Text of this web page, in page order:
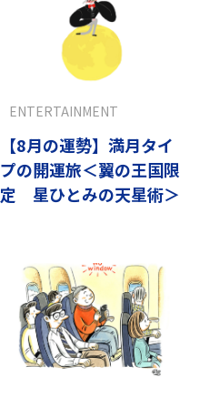
【8月の運勢】満月タイ
プの開運旅＜翼の王国限
定 星ひとみの天星術＞
ENTERTAINMENT